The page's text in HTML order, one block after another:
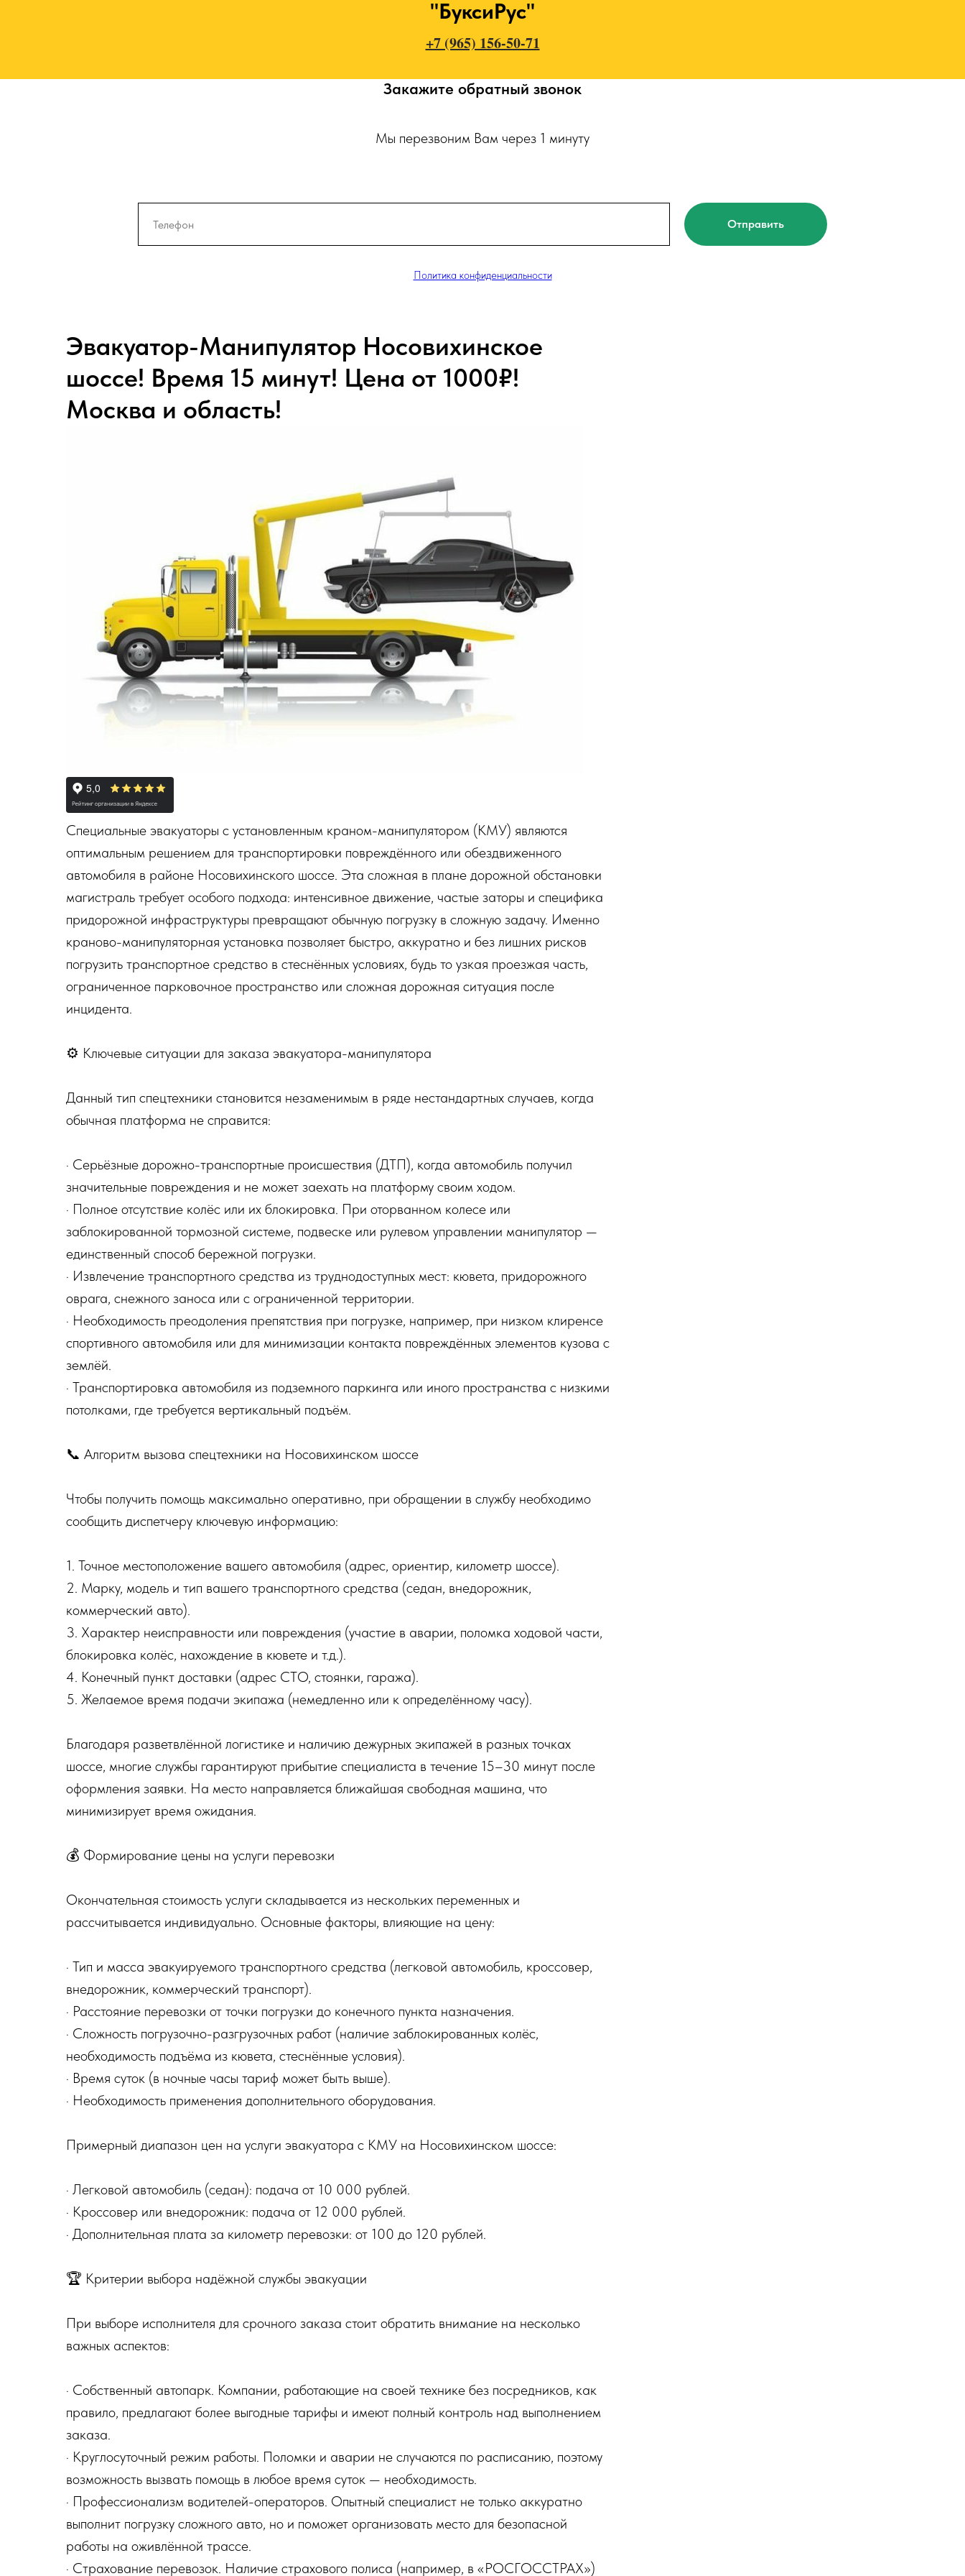
"БуксиРус"
+7 (965) 156-50-71
Закажите обратный звонок
Мы перезвоним Вам через 1 минуту
Отправить
Политика конфиденциальности
Эвакуатор-Манипулятор Носовихинское
шоссе! Время 15 минут! Цена от 1000₽!
Москва и область!
Специальные эвакуаторы с установленным краном-манипулятором (КМУ) являются
оптимальным решением для транспортировки повреждённого или обездвиженного
автомобиля в районе Носовихинского шоссе. Эта сложная в плане дорожной обстановки
магистраль требует особого подхода: интенсивное движение, частые заторы и специфика
придорожной инфраструктуры превращают обычную погрузку в сложную задачу. Именно
краново-манипуляторная установка позволяет быстро, аккуратно и без лишних рисков
погрузить транспортное средство в стеснённых условиях, будь то узкая проезжая часть,
ограниченное парковочное пространство или сложная дорожная ситуация после
инцидента.
⚙️ Ключевые ситуации для заказа эвакуатора-манипулятора
Данный тип спецтехники становится незаменимым в ряде нестандартных случаев, когда
обычная платформа не справится:
· Серьёзные дорожно-транспортные происшествия (ДТП), когда автомобиль получил
значительные повреждения и не может заехать на платформу своим ходом.
· Полное отсутствие колёс или их блокировка. При оторванном колесе или
заблокированной тормозной системе, подвеске или рулевом управлении манипулятор —
единственный способ бережной погрузки.
· Извлечение транспортного средства из труднодоступных мест: кювета, придорожного
оврага, снежного заноса или с ограниченной территории.
· Необходимость преодоления препятствия при погрузке, например, при низком клиренсе
спортивного автомобиля или для минимизации контакта повреждённых элементов кузова с
землёй.
· Транспортировка автомобиля из подземного паркинга или иного пространства с низкими
потолками, где требуется вертикальный подъём.
📞 Алгоритм вызова спецтехники на Носовихинском шоссе
Чтобы получить помощь максимально оперативно, при обращении в службу необходимо
сообщить диспетчеру ключевую информацию:
1. Точное местоположение вашего автомобиля (адрес, ориентир, километр шоссе).
2. Марку, модель и тип вашего транспортного средства (седан, внедорожник,
коммерческий авто).
3. Характер неисправности или повреждения (участие в аварии, поломка ходовой части,
блокировка колёс, нахождение в кювете и т.д.).
4. Конечный пункт доставки (адрес СТО, стоянки, гаража).
5. Желаемое время подачи экипажа (немедленно или к определённому часу).
Благодаря разветвлённой логистике и наличию дежурных экипажей в разных точках
шоссе, многие службы гарантируют прибытие специалиста в течение 15–30 минут после
оформления заявки. На место направляется ближайшая свободная машина, что
минимизирует время ожидания.
💰 Формирование цены на услуги перевозки
Окончательная стоимость услуги складывается из нескольких переменных и
рассчитывается индивидуально. Основные факторы, влияющие на цену:
· Тип и масса эвакуируемого транспортного средства (легковой автомобиль, кроссовер,
внедорожник, коммерческий транспорт).
· Расстояние перевозки от точки погрузки до конечного пункта назначения.
· Сложность погрузочно-разгрузочных работ (наличие заблокированных колёс,
необходимость подъёма из кювета, стеснённые условия).
· Время суток (в ночные часы тариф может быть выше).
· Необходимость применения дополнительного оборудования.
Примерный диапазон цен на услуги эвакуатора с КМУ на Носовихинском шоссе:
· Легковой автомобиль (седан): подача от 10 000 рублей.
· Кроссовер или внедорожник: подача от 12 000 рублей.
· Дополнительная плата за километр перевозки: от 100 до 120 рублей.
🏆 Критерии выбора надёжной службы эвакуации
При выборе исполнителя для срочного заказа стоит обратить внимание на несколько
важных аспектов:
· Собственный автопарк. Компании, работающие на своей технике без посредников, как
правило, предлагают более выгодные тарифы и имеют полный контроль над выполнением
заказа.
· Круглосуточный режим работы. Поломки и аварии не случаются по расписанию, поэтому
возможность вызвать помощь в любое время суток — необходимость.
· Профессионализм водителей-операторов. Опытный специалист не только аккуратно
выполнит погрузку сложного авто, но и поможет организовать место для безопасной
работы на оживлённой трассе.
· Страхование перевозок. Наличие страхового полиса (например, в «РОСГОССТРАХ»)